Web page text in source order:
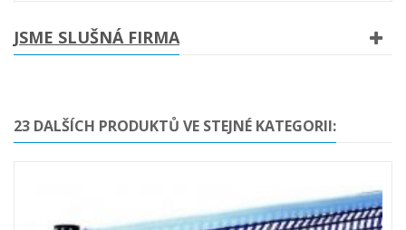
JSME SLUŠNÁ FIRMA
23 DALŠÍCH PRODUKTŮ VE STEJNÉ KATEGORII: